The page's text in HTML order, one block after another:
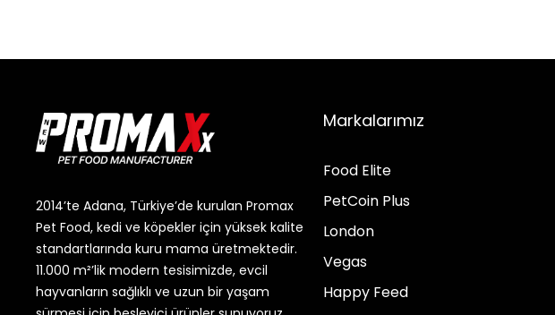
2014’te Adana, Türkiye’de kurulan Promax
Pet Food, kedi ve köpekler için yüksek kalite
standartlarında kuru mama üretmektedir.
11.000 m²’lik modern tesisimizde, evcil
hayvanların sağlıklı ve uzun bir yaşam
Markalarımız
Food Elite
PetCoin Plus
London
Vegas
Happy Feed